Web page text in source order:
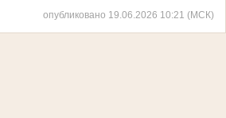
опубликовано 19.06.2026 10:21 (МСК)